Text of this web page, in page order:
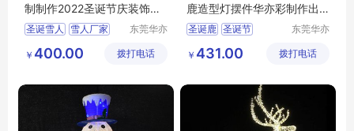
制制作2022圣诞节庆装饰品
折叠老人
圣诞雪人
雪人厂家
折叠雪人
东莞华亦
艺有限公
￥ 400.00 拨打电话
鹿造型灯摆件华亦彩制作出
口欧美装饰品
圣诞鹿 圣诞节
万圣节灯饰
东莞华亦
艺有限公
￥ 431.00 拨打电话